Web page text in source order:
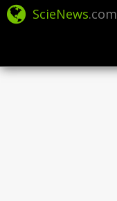
ScieNews.com